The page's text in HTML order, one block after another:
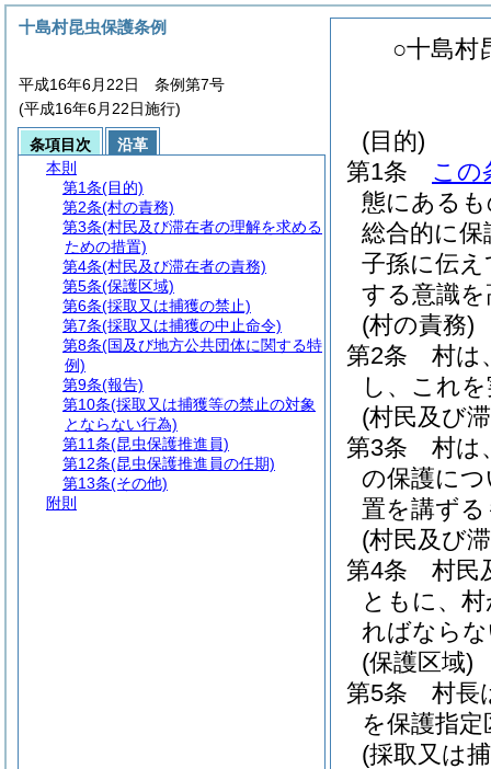
○十島村
(目的)
第1条
この
態にある
総合的に
子孫に伝
する意識
(村の責務)
第2条
村は
し、これ
(村民及び
第3条
村は
の保護に
置を講ず
(村民及び
第4条
村民
ともに、
ればなら
(保護区域)
第5条
村長
を保護指
(採取又は
十島村昆虫保護条例
平成16年6月22日 条例第7号
(平成16年6月22日施行)
条項目次
沿革
本則
第1条(目的)
第2条(村の責務)
第3条(村民及び滞在者の理解を求める
ための措置)
第4条(村民及び滞在者の責務)
第5条(保護区域)
第6条(採取又は捕獲の禁止)
第7条(採取又は捕獲の中止命令)
第8条(国及び地方公共団体に関する特
例)
第9条(報告)
第10条(採取又は捕獲等の禁止の対象
とならない行為)
第11条(昆虫保護推進員)
第12条(昆虫保護推進員の任期)
第13条(その他)
附則